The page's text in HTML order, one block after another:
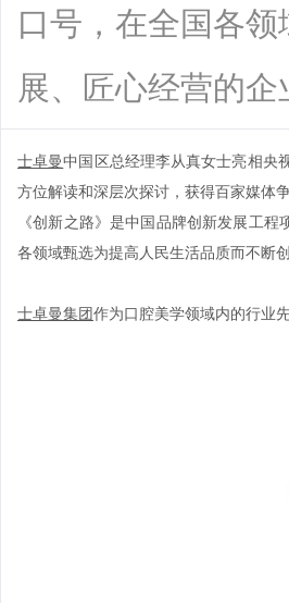
口号，在全国各
展、匠心经营的
士卓曼中国区总经理李从真女士亮相央
方位解读和深层次探讨，获得百家媒体争
《创新之路》是中国品牌创新发展工
各领域甄选为提高人民生活品质而不断
士卓曼集团作为口腔美学领域内的行业